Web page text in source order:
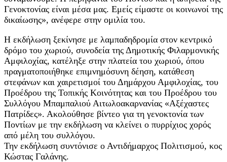
Γενοκτονίας είναι μέσα μας. Εμείς είμαστε οι κοινωνοί της
δικαίωσης», ανέφερε στην ομιλία του.
Η εκδήλωση ξεκίνησε με λαμπαδηδρομία στον κεντρικό
δρόμο του χωριού, συνοδεία της Δημοτικής Φιλαρμονικής
Αμφιλοχίας, κατέληξε στην πλατεία του χωριού, όπου
πραγματοποιήθηκε επιμνημόσυνη δέηση, κατάθεση
στεφάνων και χαιρετισμοί του Δημάρχου Αμφιλοχίας, του
Προέδρου της Τοπικής Κοινότητας και του Προέδρου του
Συλλόγου Μπαμπαλιού Αιτωλοακαρνανίας «Αξέχαστες
Πατρίδες». Ακολούθησε βίντεο για τη γενοκτονία των
Ποντίων με την εκδήλωση να κλείνει ο πυρρίχιος χορός
από μέλη του συλλόγου.
Την εκδήλωση συντόνισε ο Αντιδήμαρχος Πολιτισμού, κος
Κώστας Γαλάνης.